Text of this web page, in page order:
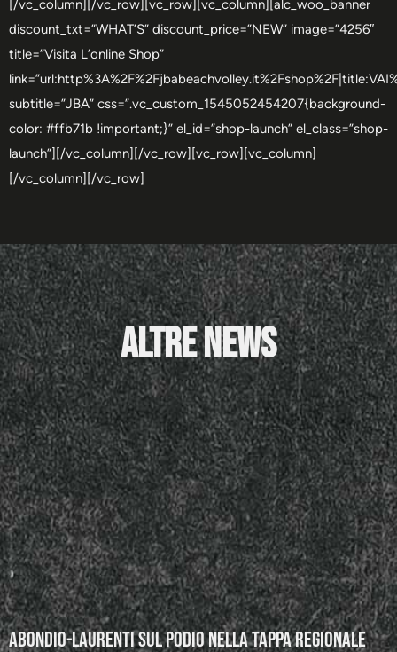
[/vc_column][/vc_row][vc_row][vc_column][alc_woo_banner
discount_txt=”WHAT’S” discount_price=”NEW” image=”4256″
title=”Visita L’online Shop”
subtitle=”JBA” css=”.vc_custom_1545052454207{background-
color: #ffb71b !important;}” el_id=”shop-launch” el_class=”shop-
launch”][/vc_column][/vc_row][vc_row][vc_column]
[/vc_column][/vc_row]
Altre News
Abondio-Laurenti sul podio nella tappa regionale